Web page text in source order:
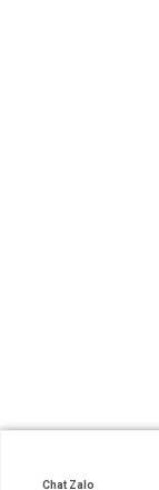
Chat Zalo